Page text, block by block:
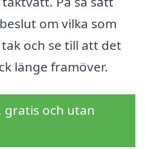
om vilka som
och se till att det
länge framöver.
gratis och utan